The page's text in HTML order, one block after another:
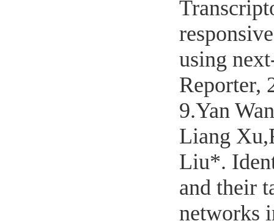
using
Reporter,
9.Yan
Liang
Liu*.
and their
networks